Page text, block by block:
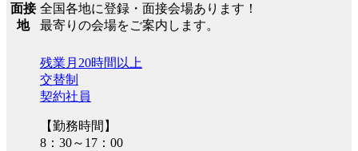
面接
地
全国各地に登録・面接会場あります！
最寄りの会場をご案内します。
残業月20時間以上
交替制
契約社員
【勤務時間】
8：30～17：00